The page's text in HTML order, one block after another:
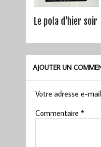
Le pola d'hier soir
AJOUTER UN
Votre adresse e-
Commentaire *